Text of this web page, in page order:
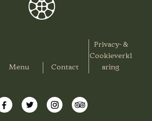
Menu Contact
Privacy- &
Cookieverkl
aring